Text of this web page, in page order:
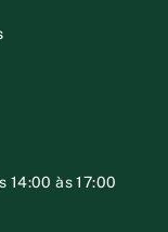
14:00 às 17:00